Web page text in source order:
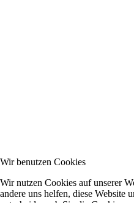
Wir benutzen Cookies
Wir nutzen Cookies auf unserer
andere uns helfen, diese Website